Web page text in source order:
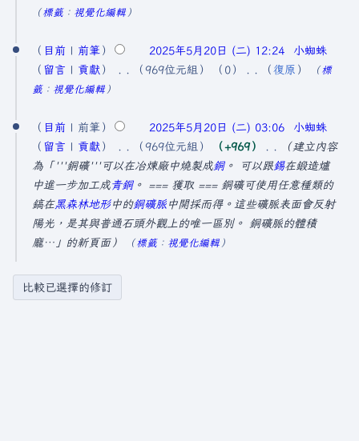
要
無
輯
摘
要
標籤： 視覺化編輯
2
年
(
星
目前 前筆 2025年5月20日 (二) 12:24
小蜘蛛
留言
貢獻 969位元組
0
無
輯
摘
要
復原
標
籤： 視覺化編輯
目前 前筆 2025年5月20日 (二) 03:06
小蜘蛛
留言
貢獻 969位元組 +969
建立內容
為「'''銅礦'''可以在冶煉廠中燒製成銅。 可以跟錫在鍛造爐
中進一步加工成青銅。 === 獲取 === 銅礦可使用任意種類的
鎬在黑森林地形中的銅礦脈中開採而得。這些礦脈表面會反射
陽光，是其與普通石頭外觀上的唯一區別。 銅礦脈的體積
龐…」的新頁面
標籤： 視覺化編輯